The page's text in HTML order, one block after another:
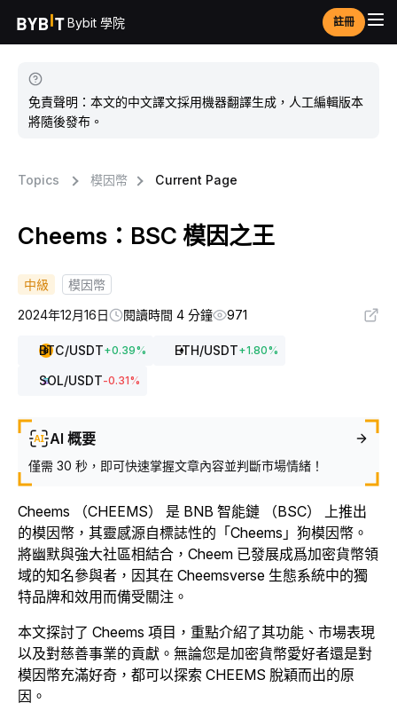
Bybit 學院 註冊
免責聲明：本文的中文譯文採用機器翻譯生成，人工編輯版本
將隨後發布。
Topics 模因幣 Current Page
Cheems：BSC 模因之王
中級
模因幣
2024年12月16日
閱讀時間 4 分鐘 971
BTC/USDT+0.39% ETH/USDT+1.80%
SOL/USDT-0.31%
AI 概要
僅需 30 秒，即可快速掌握文章內容並判斷市場情緒！
Cheems （CHEEMS） 是 BNB 智能鏈 （BSC） 上推出
的模因幣，其靈感源自標誌性的「Cheems」狗模因幣。
將幽默與強大社區相結合，Cheem 已發展成爲加密貨幣領
域的知名參與者，因其在 Cheemsverse 生態系統中的獨
特品牌和效用而備受關注。
本文探討了 Cheems 項目，重點介紹了其功能、市場表現
以及對慈善事業的貢獻。無論您是加密貨幣愛好者還是對
模因幣充滿好奇，都可以探索 CHEEMS 脫穎而出的原
因。